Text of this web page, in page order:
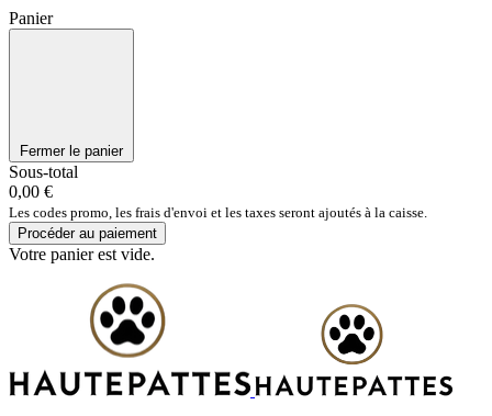
Panier
Fermer le panier
Sous-total
0,00 €
Les codes promo, les frais d'envoi et les taxes seront ajoutés à la caisse.
Procéder au paiement
Votre panier est vide.